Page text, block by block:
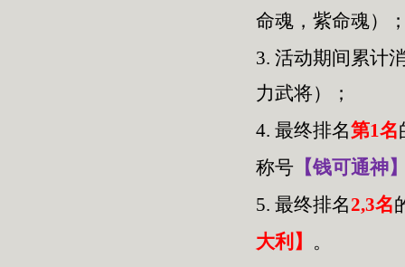
命魂，紫命魂）
3. 活动期间累计
力武将）；
4. 最终排名第1名
称号 【钱可通神
5. 最终排名2,3名
大利】 。